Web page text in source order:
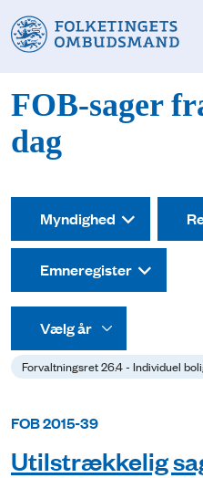
FOB-sager
dag
Myndighed
Emneregister
Forvaltningsret 26.4 - Individuel
FOB 2015-39
Utilstrækkelig